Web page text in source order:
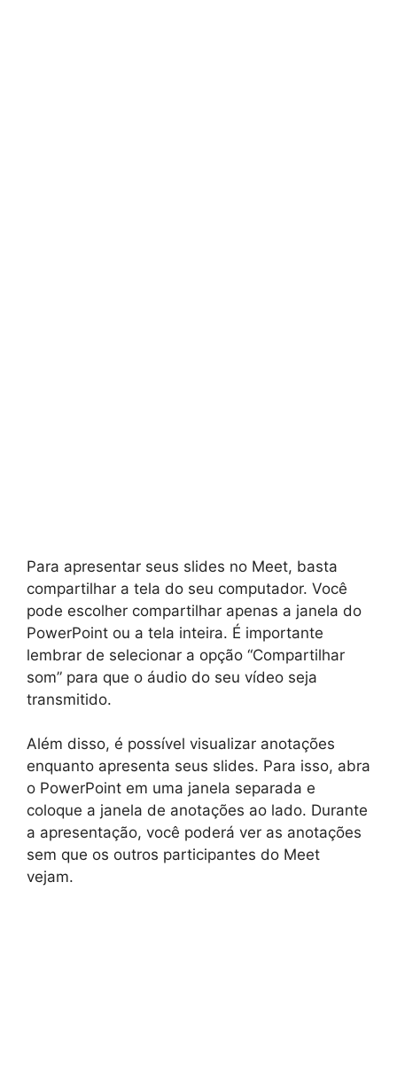
Para apresentar seus slides no Meet, basta
compartilhar a tela do seu computador. Você
pode escolher compartilhar apenas a janela do
PowerPoint ou a tela inteira. É importante
lembrar de selecionar a opção “Compartilhar
som” para que o áudio do seu vídeo seja
transmitido.
Além disso, é possível visualizar anotações
enquanto apresenta seus slides. Para isso, abra
o PowerPoint em uma janela separada e
coloque a janela de anotações ao lado. Durante
a apresentação, você poderá ver as anotações
sem que os outros participantes do Meet
vejam.